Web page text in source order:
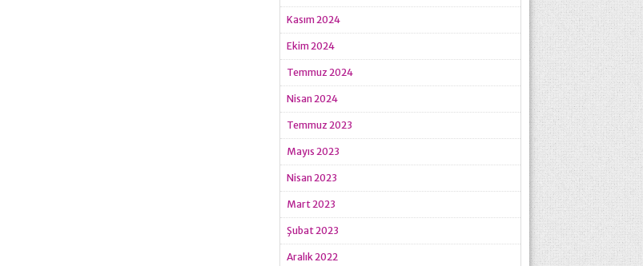
Kasım 2024
Ekim 2024
Temmuz 2024
Nisan 2024
Temmuz 2023
Mayıs 2023
Nisan 2023
Mart 2023
Şubat 2023
Aralık 2022